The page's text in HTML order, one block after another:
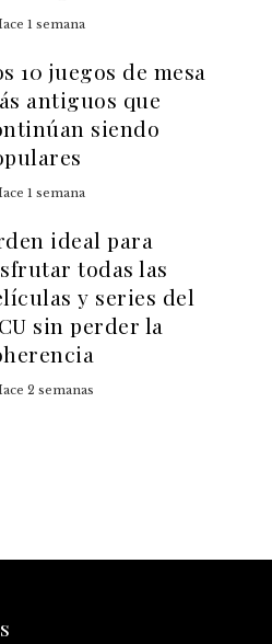
1 semana
10 juegos de mesa
antiguos que
siendo
1 semana
ideal para
todas las
y series del
sin perder la
2 semanas